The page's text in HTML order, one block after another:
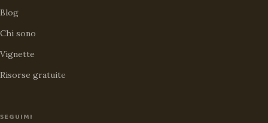
Blog
Chi sono
Vignette
Risorse gratuite
SEGUIMI